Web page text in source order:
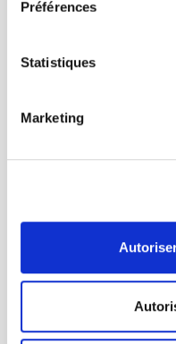
Préférences
Statistiques
Marketing